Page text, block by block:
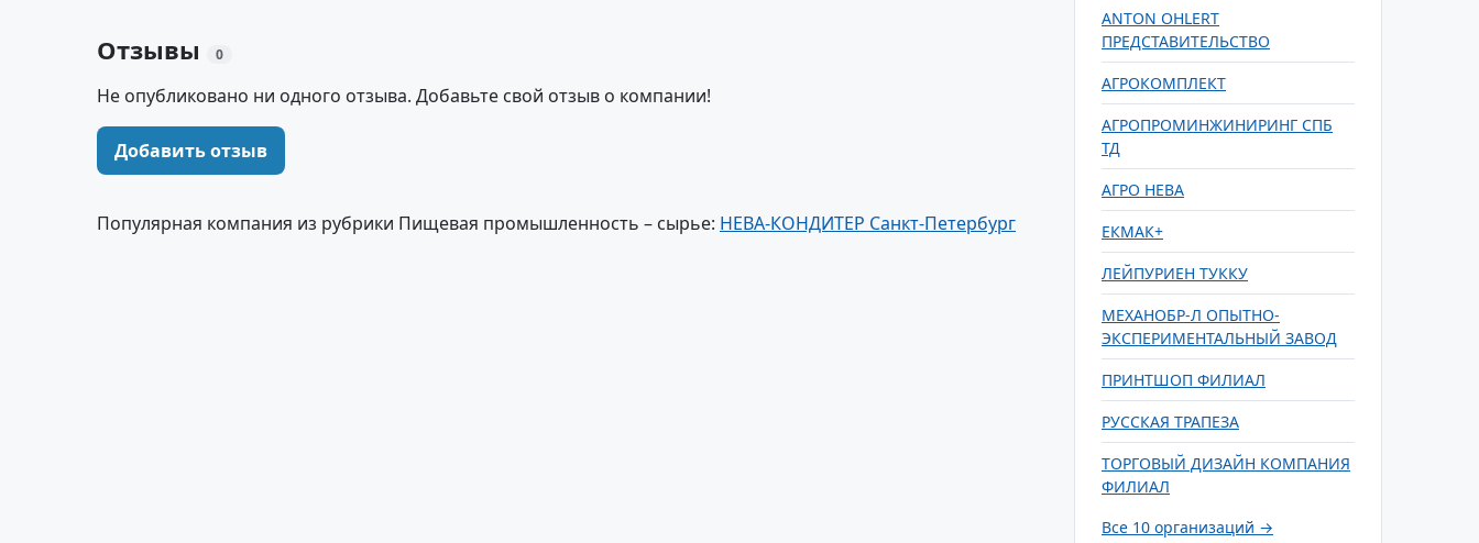
Отзывы 0
Не опубликовано ни одного отзыва. Добавьте свой отзыв о компании!
Добавить отзыв
Популярная компания из рубрики Пищевая промышленность – сырье: НЕВА-КОНДИТЕР Санкт-Петербург
ANTON OHLERT
ПРЕДСТАВИТЕЛЬСТВО
АГРОКОМПЛЕКТ
АГРОПРОМИНЖИНИРИНГ СПБ
ТД
АГРО НЕВА
ЕКМАК+
ЛЕЙПУРИЕН ТУККУ
МЕХАНОБР-Л ОПЫТНО-
ЭКСПЕРИМЕНТАЛЬНЫЙ ЗАВОД
ПРИНТШОП ФИЛИАЛ
РУССКАЯ ТРАПЕЗА
ТОРГОВЫЙ ДИЗАЙН КОМПАНИЯ
ФИЛИАЛ
Все 10 организаций →